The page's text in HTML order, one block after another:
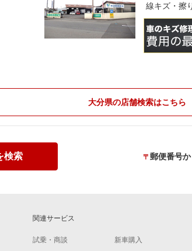
線キズ・擦
大分県の店舗検索はこちら
検索 〒 郵便番号
関連サービス
試乗・商談 新車購入